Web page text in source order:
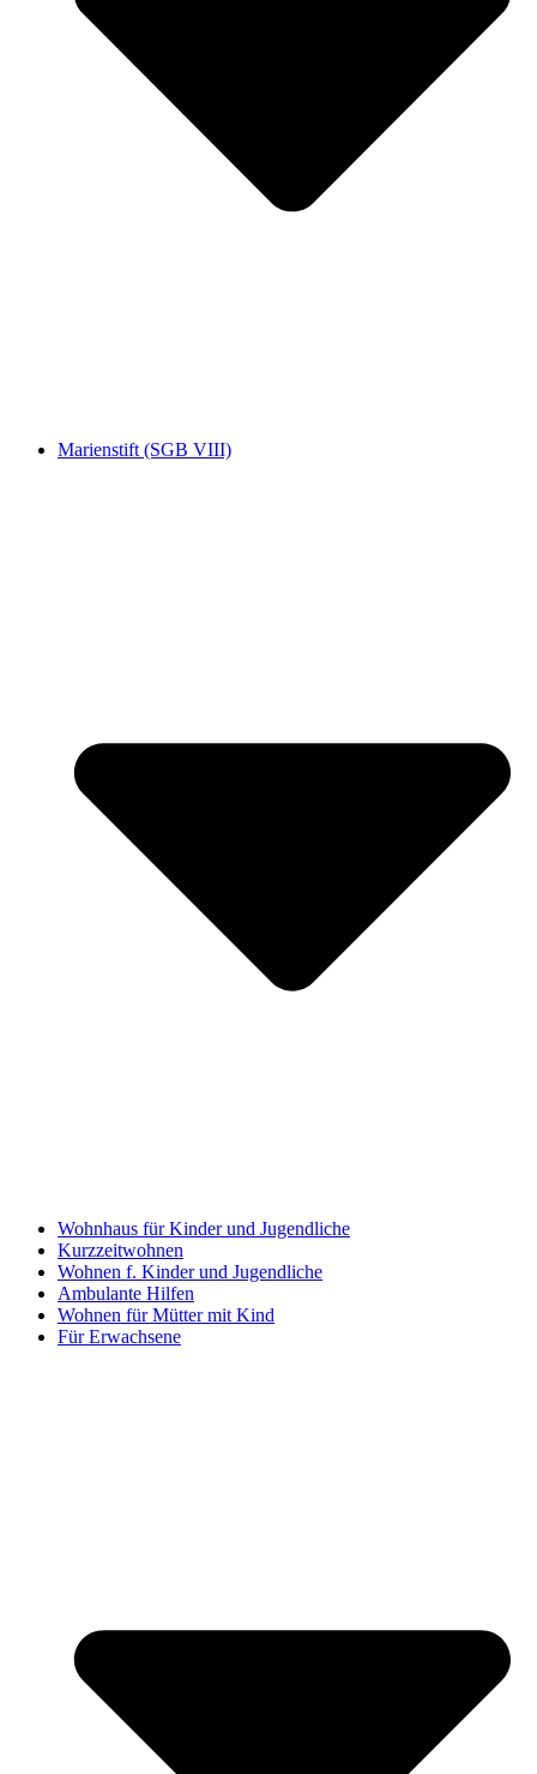
Marienstift (SGB VIII)
Wohnhaus für Kinder und Jugendliche
Kurzzeitwohnen
Wohnen f. Kinder und Jugendliche
Ambulante Hilfen
Wohnen für Mütter mit Kind
Für Erwachsene